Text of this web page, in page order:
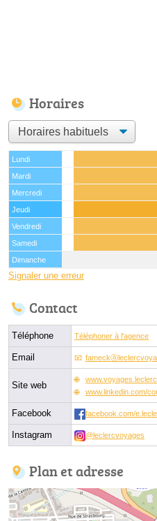
Horaires
Lundi
Mardi
Mercredi
Jeudi
Vendredi
Samedi
Dimanche
Signaler une erreur
Contact
Téléphone Téléphoner à l'agence
Email
Site web
www.linkedin.com/
Facebook facebook.com/
Instagram @leclercvoyages
Plan et adresse